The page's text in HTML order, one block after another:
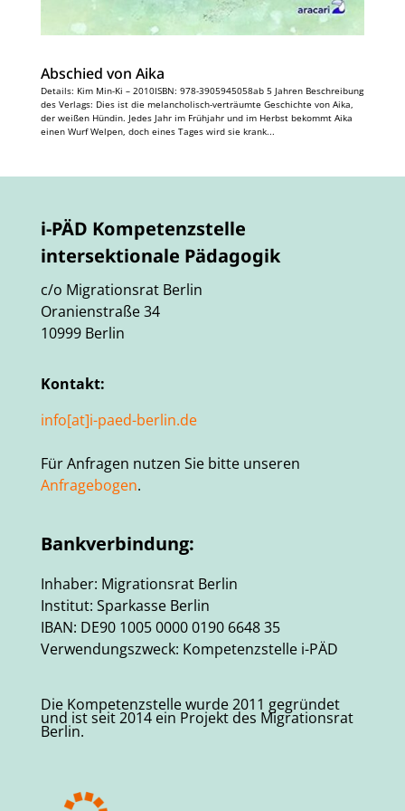
Abschied von Aika
Details: Kim Min-Ki – 2010ISBN: 978-3905945058ab 5 Jahren Beschreibung
des Verlags: Dies ist die melancholisch-verträumte Geschichte von Aika,
der weißen Hündin. Jedes Jahr im Frühjahr und im Herbst bekommt Aika
einen Wurf Welpen, doch eines Tages wird sie krank...
i-PÄD Kompetenzstelle
intersektionale Pädagogik
c/o Migrationsrat Berlin
Oranienstraße 34
10999 Berlin
Kontakt:
info[at]i-paed-berlin.de
Für Anfragen nutzen Sie bitte unseren
Anfragebogen.
Bankverbindung:
Inhaber: Migrationsrat Berlin
Institut: Sparkasse Berlin
IBAN: DE90 1005 0000 0190 6648 35
Verwendungszweck: Kompetenzstelle i-PÄD
Die Kompetenzstelle wurde 2011 gegründet
und ist seit 2014 ein Projekt des Migrationsrat
Berlin.